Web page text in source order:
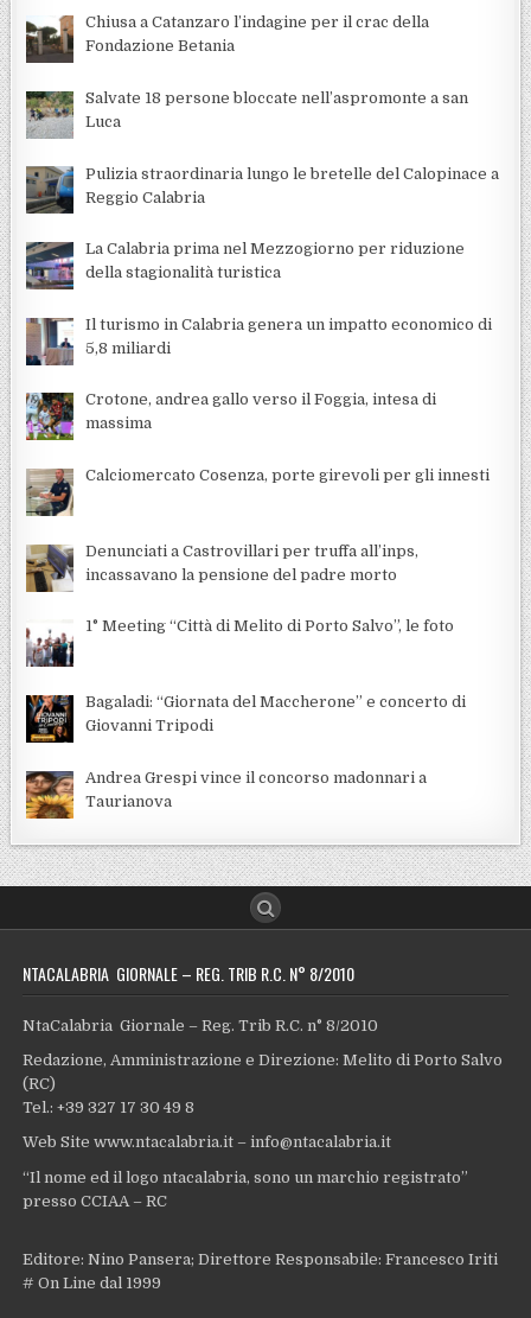
Chiusa a Catanzaro l’indagine per il crac della
Fondazione Betania
Salvate 18 persone bloccate nell’aspromonte a san
Luca
Pulizia straordinaria lungo le bretelle del Calopinace a
Reggio Calabria
La Calabria prima nel Mezzogiorno per riduzione
della stagionalità turistica
Il turismo in Calabria genera un impatto economico di
5,8 miliardi
Crotone, andrea gallo verso il Foggia, intesa di
massima
Calciomercato Cosenza, porte girevoli per gli innesti
Denunciati a Castrovillari per truffa all’inps,
incassavano la pensione del padre morto
1° Meeting “Città di Melito di Porto Salvo”, le foto
Bagaladi: “Giornata del Maccherone” e concerto di
Giovanni Tripodi
Andrea Grespi vince il concorso madonnari a
Taurianova
NTACALABRIA GIORNALE – REG. TRIB R.C. N° 8/2010
NtaCalabria Giornale – Reg. Trib R.C. n° 8/2010
Redazione, Amministrazione e Direzione: Melito di Porto Salvo
(RC)
Tel.: +39 327 17 30 49 8
Web Site www.ntacalabria.it – info@ntacalabria.it
“Il nome ed il logo ntacalabria, sono un marchio registrato”
presso CCIAA – RC
Editore: Nino Pansera; Direttore Responsabile: Francesco Iriti
# On Line dal 1999